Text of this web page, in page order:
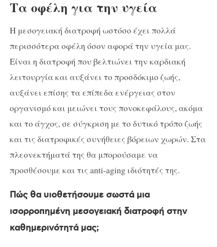
Τα οφέλη για την υγεία
Η μεσογειακή διατροφή ωστόσο έχει πολλά
περισσότερα οφέλη όσον αφορά την υγεία μας.
Είναι η διατροφή που βελτιώνει την καρδιακή
λειτουργία και αυξάνει το προσδόκιμο ζωής,
αυξάνει επίσης τα επίπεδα ενέργειας στον
οργανισμό και μειώνει τους πονοκεφάλους, ακόμα
και το άγχος, σε σύγκριση με το δυτικό τρόπο ζωής
και τις διατροφικές συνήθειες βόρειων χωρών. Στα
πλεονεκτήματά της θα μπορούσαμε να
προσθέσουμε και τις anti-aging ιδιότητές της.
Πώς θα υιοθετήσουμε σωστά μια
ισορροπημένη μεσογειακή διατροφή στην
καθημερινότητά μας;